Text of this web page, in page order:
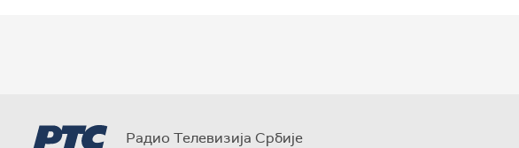
Радио Телевизија Србије